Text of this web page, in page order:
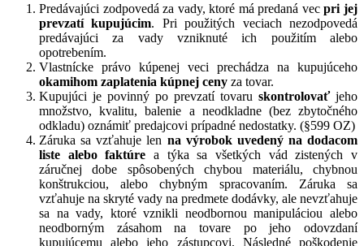
Predávajúci zodpovedá za vady, ktoré má predaná vecpri jej
prevzatí kupujúcim. Pri použitých veciach nezodpovedá
predávajúci za vady vzniknuté ich použitím alebo
opotrebením.
Vlastnícke právo kúpenej veci prechádza na kupujúceho
okamihom zaplatenia kúpnej ceny za tovar.
Kupujúci je povinný po prevzatí tovaru skontrolovaťjeho
množstvo, kvalitu, balenie a neodkladne (bez zbytočného
odkladu) oznámiť predajcovi prípadné nedostatky. (§599 OZ)
Záruka sa vzťahuje len na výrobok uvedený na dodacom
liste alebo faktúre a týka sa všetkých vád zistených v
záručnej dobe spôsobených chybou materiálu, chybnou
konštrukciou, alebo chybným spracovaním. Záruka sa
vzťahuje na skryté vady na predmete dodávky, ale nevzťahuje
sa na vady, ktoré vznikli neodbornou manipuláciou alebo
neodborným zásahom na tovare po jeho odovzdaní
kupujúcemu alebo jeho zástupcovi. Následné poškodenie